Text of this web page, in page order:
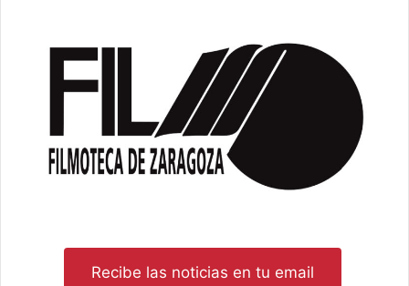
Recibe las noticias en tu email